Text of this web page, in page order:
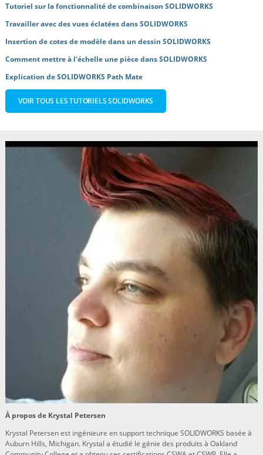
Tutoriel sur la fonctionnalité de combinaison SOLIDWORKS
Travailler avec des vues éclatées dans SOLIDWORKS
Insertion de cotes de modèle dans un dessin SOLIDWORKS
Comment mettre à l'échelle une pièce dans SOLIDWORKS
Explication de SOLIDWORKS Path Mate
VOIR TOUS LES TUTORIELS SOLIDWORKS
À propos de Krystal Petersen
Krystal Petersen est ingénieure en support technique SOLIDWORKS basée à
Auburn Hills, Michigan. Krystal a étudié le génie des produits à Oakland